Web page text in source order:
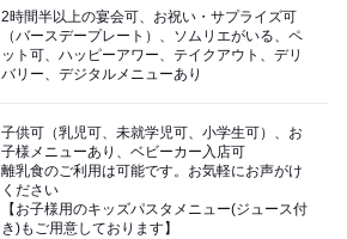
2時間半以上の宴会可、お祝い・サプライズ可
（バースデープレート）、ソムリエがいる、ペ
ット可、ハッピーアワー、テイクアウト、デリ
バリー、デジタルメニューあり
子供可（乳児可、未就学児可、小学生可）、お
子様メニューあり、ベビーカー入店可
離乳食のご利用は可能です。お気軽にお声がけ
ください
【お子様用のキッズパスタメニュー(ジュース付
き)もご用意しております】